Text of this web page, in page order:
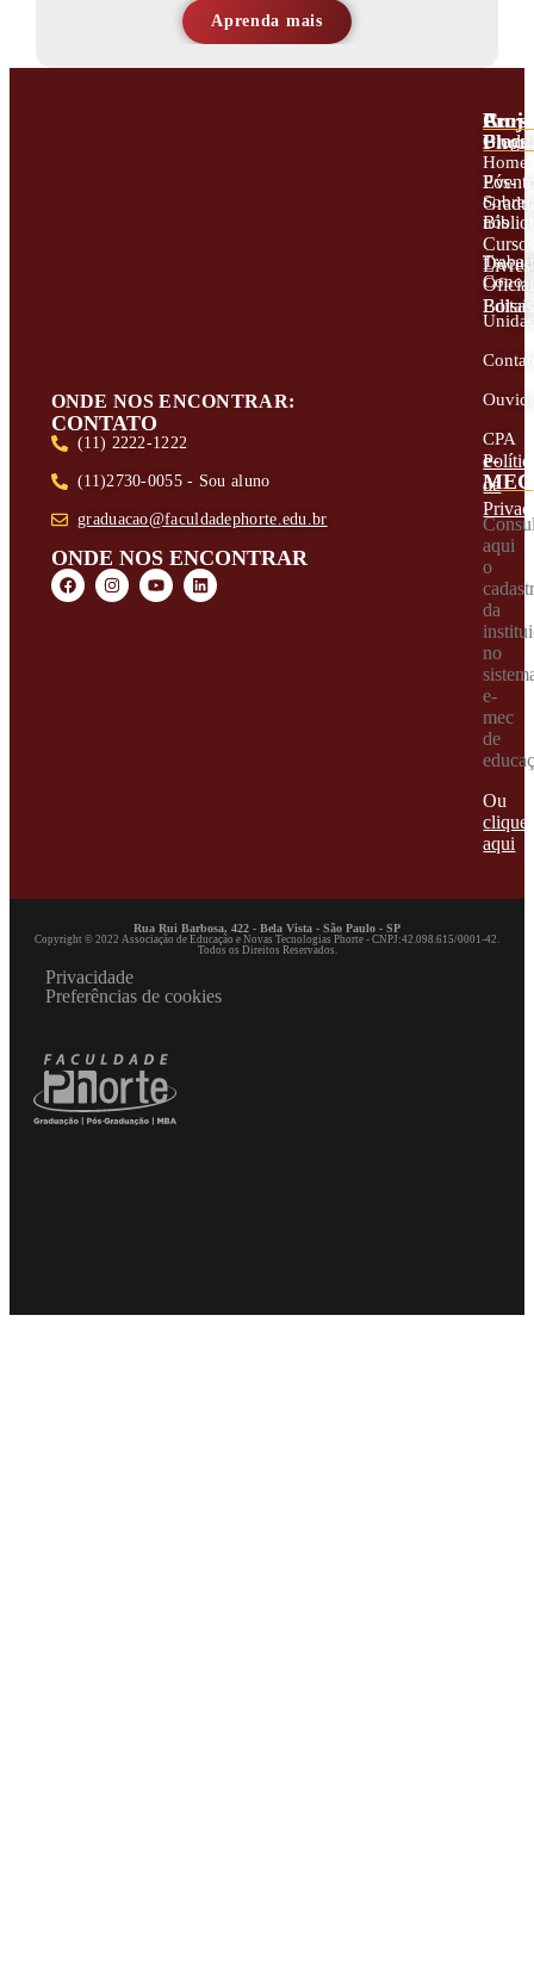
Aprenda mais
ONDE NOS ENCONTRAR:
CONTATO
(11) 2222-1222
(11)2730-0055 - Sou aluno
graduacao@faculdadephorte.edu.br
ONDE NOS ENCONTRAR
A
Home
Sobre
nós
CPA
Blogs
Editais
Pós-
Livres
Bolsas
e-
MEC
aqui
o
da
no
e-
mec
de
Ou
clique
aqui
de
Rua Rui Barbosa, 422 - Bela Vista - São Paulo - SP
Copyright © 2022 Associação de Educação e Novas Tecnologias Phorte - CNPJ:42.098.615/0001-42.
Todos os Direitos Reservados.
Privacidade
Preferências de cookies